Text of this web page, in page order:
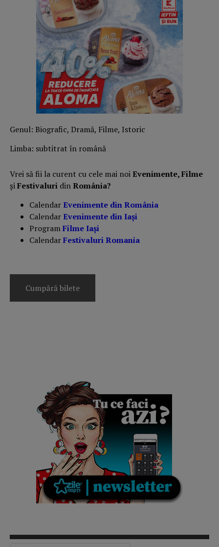
Genul: Biografic, Dramă, Filme, Istoric
Limba: subtitrat în română
Vrei să fii la curent cu cele mai noiEvenimente, Filme
șiFestivaluri dinRomânia?
CalendarEvenimente din România
CalendarEvenimente din Iași
ProgramFilme Iași
CalendarFestivaluri Romania
Cumpără bilete